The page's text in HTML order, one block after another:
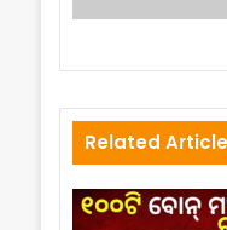
Related